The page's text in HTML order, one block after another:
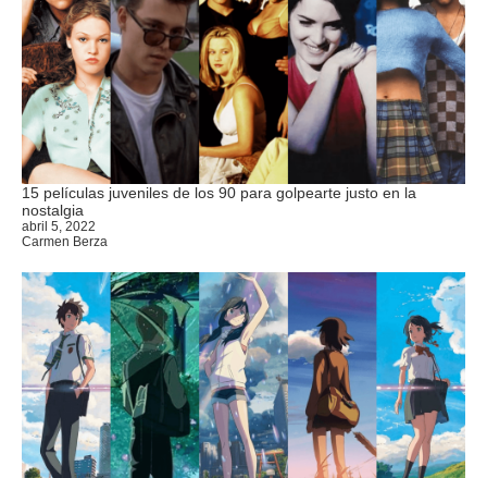
15 películas juveniles de los 90 para golpearte justo en la
nostalgia
abril 5, 2022
Carmen Berza